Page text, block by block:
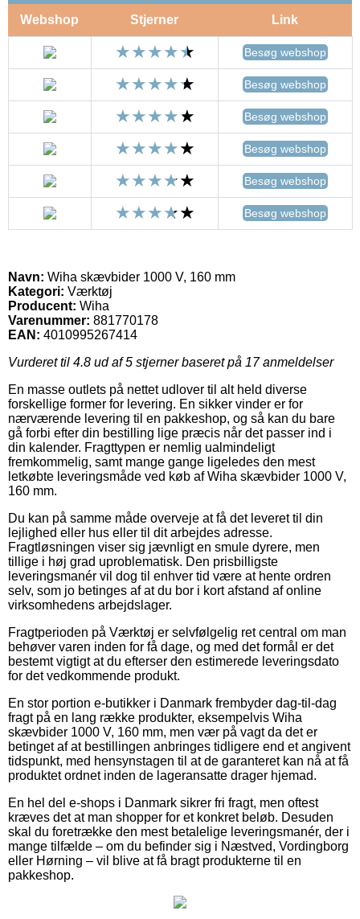
Webshop Stjerner Link
Besøg webshop
Besøg webshop
Besøg webshop
Besøg webshop
Besøg webshop
Besøg webshop
Navn: Wiha skævbider 1000 V, 160 mm
Kategori: Værktøj
Producent: Wiha
Varenummer: 881770178
EAN: 4010995267414
Vurderet til 4.8 ud af 5 stjerner baseret på 17anmeldelser
En masse outlets på nettet udlover til alt held diverse
forskellige former for levering. En sikker vinder er for
nærværende levering til en pakkeshop, og så kan du bare
gå forbi efter din bestilling lige præcis når det passer ind i
din kalender. Fragttypen er nemlig ualmindeligt
fremkommelig, samt mange gange ligeledes den mest
letkøbte leveringsmåde ved køb af Wiha skævbider 1000 V,
160 mm.
Du kan på samme måde overveje at få det leveret til din
lejlighed eller hus eller til dit arbejdes adresse.
Fragtløsningen viser sig jævnligt en smule dyrere, men
tillige i høj grad uproblematisk. Den prisbilligste
leveringsmanér vil dog til enhver tid være at hente ordren
selv, som jo betinges af at du bor i kort afstand af online
virksomhedens arbejdslager.
Fragtperioden på Værktøj er selvfølgelig ret central om man
behøver varen inden for få dage, og med det formål er det
bestemt vigtigt at du efterser den estimerede leveringsdato
for det vedkommende produkt.
En stor portion e-butikker i Danmark frembyder dag-til-dag
fragt på en lang række produkter, eksempelvis Wiha
skævbider 1000 V, 160 mm, men vær på vagt da det er
betinget af at bestillingen anbringes tidligere end et angivent
tidspunkt, med hensynstagen til at de garanteret kan nå at få
produktet ordnet inden de lageransatte drager hjemad.
En hel del e-shops i Danmark sikrer fri fragt, men oftest
kræves det at man shopper for et konkret beløb. Desuden
skal du foretrække den mest betalelige leveringsmanér, der i
mange tilfælde – om du befinder sig i Næstved, Vordingborg
eller Hørning – vil blive at få bragt produkterne til en
pakkeshop.